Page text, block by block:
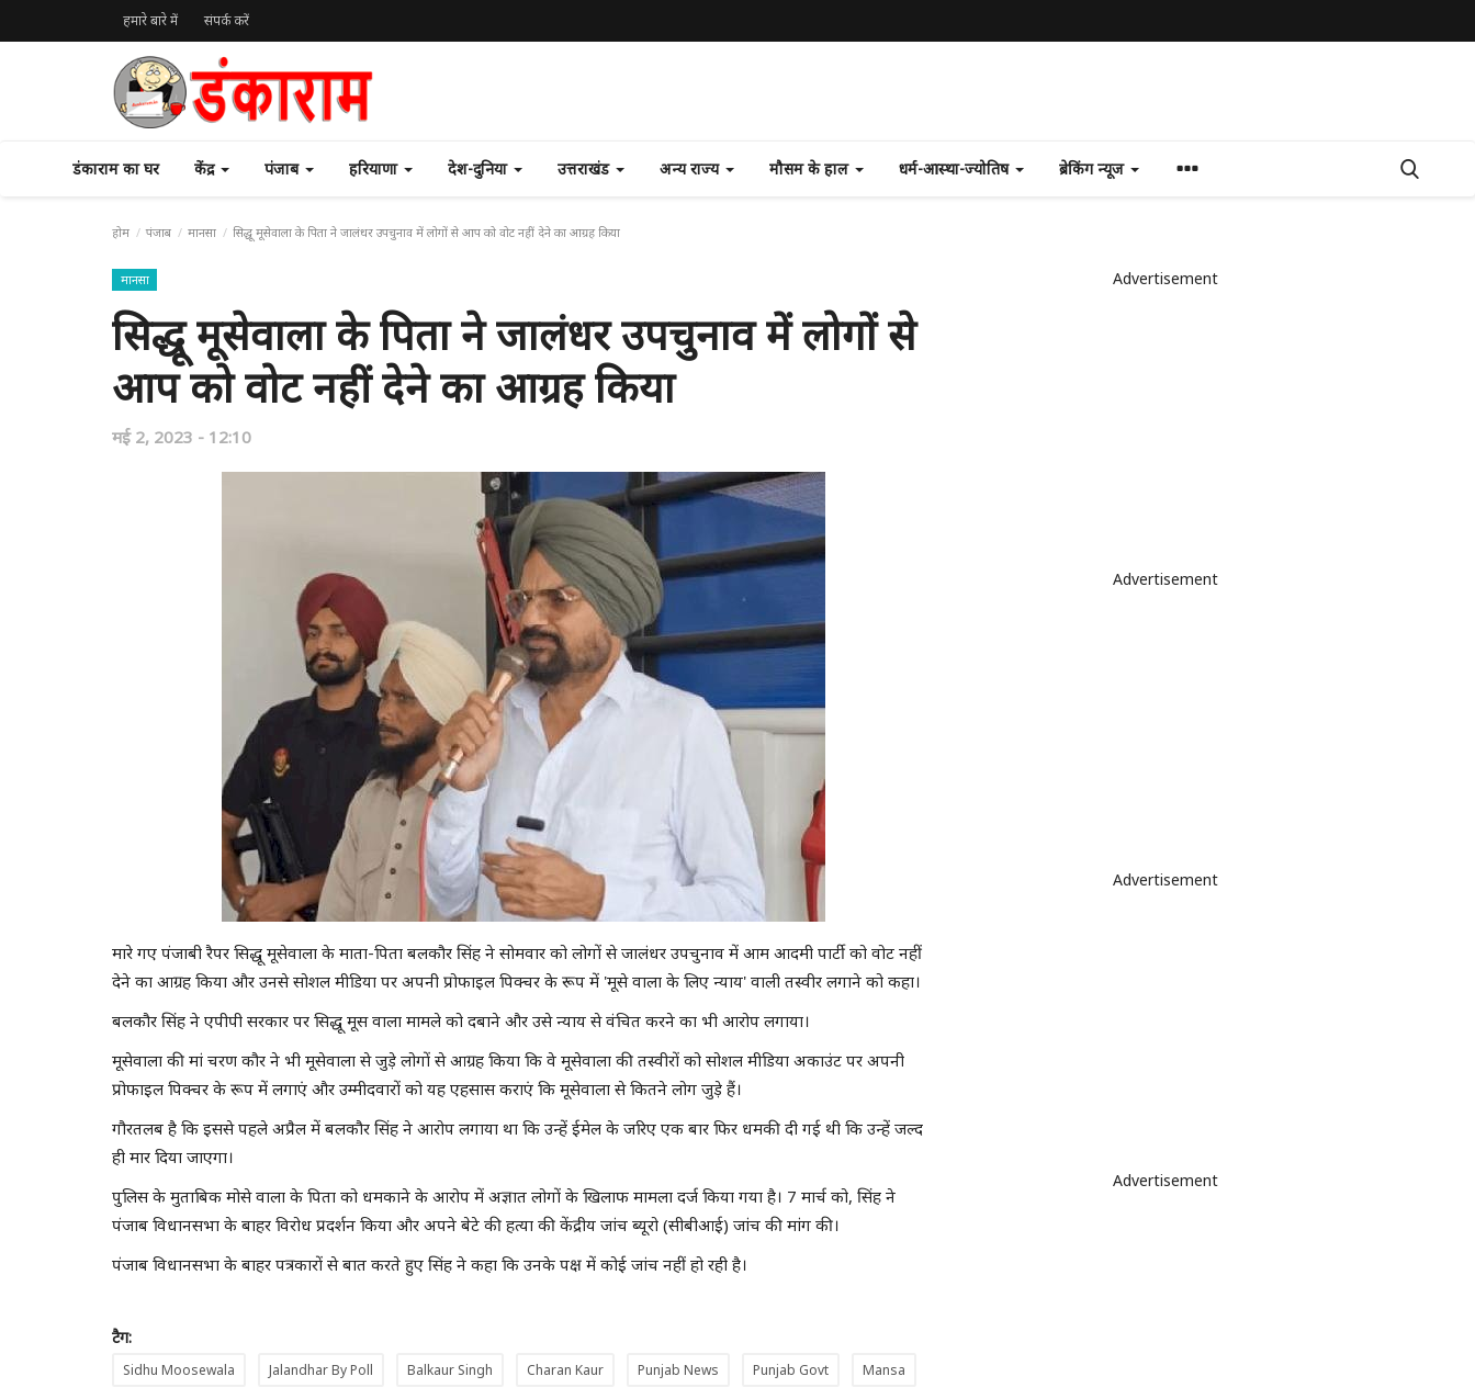
हमारे बारे में संपर्क करें
डंकाराम का घर केंद्र पंजाब हरियाणा देश-दुनिया उत्तराखंड अन्य राज्य मौसम के हाल धर्म-आस्था-ज्योतिष ब्रेकिंग न्यूज
होम पंजाब मानसा सिद्धू मूसेवाला के पिता ने जालंधर उपचुनाव में लोगों से आप को वोट नहीं देने का आग्रह किया
मानसा
सिद्धू मूसेवाला के पिता ने जालंधर उपचुनाव में लोगों से
आप को वोट नहीं देने का आग्रह किया
मई 2, 2023 - 12:10
मारे गए पंजाबी रैपर सिद्धू मूसेवाला के माता-पिता बलकौर सिंह ने सोमवार को लोगों से जालंधर उपचुनाव में आम आदमी पार्टी को वोट नहीं
देने का आग्रह किया और उनसे सोशल मीडिया पर अपनी प्रोफाइल पिक्चर के रूप में 'मूसे वाला के लिए न्याय' वाली तस्वीर लगाने को कहा।
बलकौर सिंह ने एपीपी सरकार पर सिद्धू मूस वाला मामले को दबाने और उसे न्याय से वंचित करने का भी आरोप लगाया।
मूसेवाला की मां चरण कौर ने भी मूसेवाला से जुड़े लोगों से आग्रह किया कि वे मूसेवाला की तस्वीरों को सोशल मीडिया अकाउंट पर अपनी
प्रोफाइल पिक्चर के रूप में लगाएं और उम्मीदवारों को यह एहसास कराएं कि मूसेवाला से कितने लोग जुड़े हैं।
गौरतलब है कि इससे पहले अप्रैल में बलकौर सिंह ने आरोप लगाया था कि उन्हें ईमेल के जरिए एक बार फिर धमकी दी गई थी कि उन्हें जल्द
ही मार दिया जाएगा।
पुलिस के मुताबिक मोसे वाला के पिता को धमकाने के आरोप में अज्ञात लोगों के खिलाफ मामला दर्ज किया गया है। 7 मार्च को, सिंह ने
पंजाब विधानसभा के बाहर विरोध प्रदर्शन किया और अपने बेटे की हत्या की केंद्रीय जांच ब्यूरो (सीबीआई) जांच की मांग की।
पंजाब विधानसभा के बाहर पत्रकारों से बात करते हुए सिंह ने कहा कि उनके पक्ष में कोई जांच नहीं हो रही है।
टैग:
Sidhu Moosewala Jalandhar By Poll Balkaur Singh Charan Kaur Punjab News Punjab Govt Mansa
Advertisement
Advertisement
Advertisement
Advertisement